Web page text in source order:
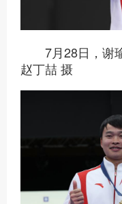
7月28日，谢瑜
赵丁喆 摄